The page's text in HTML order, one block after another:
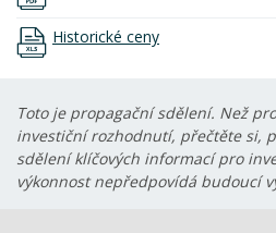
Historické ceny
Toto je propagační sdělení. Než
investiční rozhodnutí, přečtěte si,
sdělení klíčových informací pro
výkonnost nepředpovídá budoucí